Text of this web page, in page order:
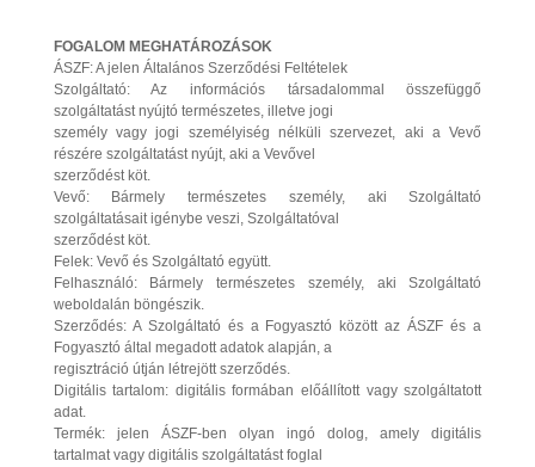
FOGALOM MEGHATÁROZÁSOK
ÁSZF: A jelen Általános Szerződési Feltételek
Szolgáltató: Az információs társadalommal összefüggő
szolgáltatást nyújtó természetes, illetve jogi
személy vagy jogi személyiség nélküli szervezet, aki a Vevő
részére szolgáltatást nyújt, aki a Vevővel
szerződést köt.
Vevő: Bármely természetes személy, aki Szolgáltató
szolgáltatásait igénybe veszi, Szolgáltatóval
szerződést köt.
Felek: Vevő és Szolgáltató együtt.
Felhasználó: Bármely természetes személy, aki Szolgáltató
weboldalán böngészik.
Szerződés: A Szolgáltató és a Fogyasztó között az ÁSZF és a
Fogyasztó által megadott adatok alapján, a
regisztráció útján létrejött szerződés.
Digitális tartalom: digitális formában előállított vagy szolgáltatott
adat.
Termék: jelen ÁSZF-ben olyan ingó dolog, amely digitális
tartalmat vagy digitális szolgáltatást foglal